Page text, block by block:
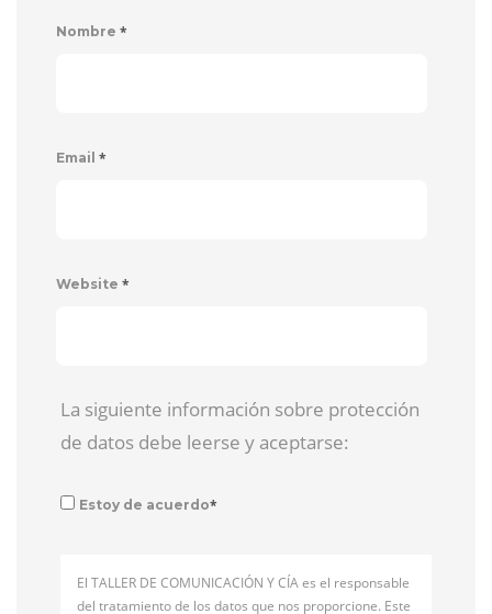
Nombre *
Email *
Website *
La siguiente información sobre protección
de datos debe leerse y aceptarse:
Estoy de acuerdo*
El TALLER DE COMUNICACIÓN Y CÍA es el responsable
del tratamiento de los datos que nos proporcione. Este